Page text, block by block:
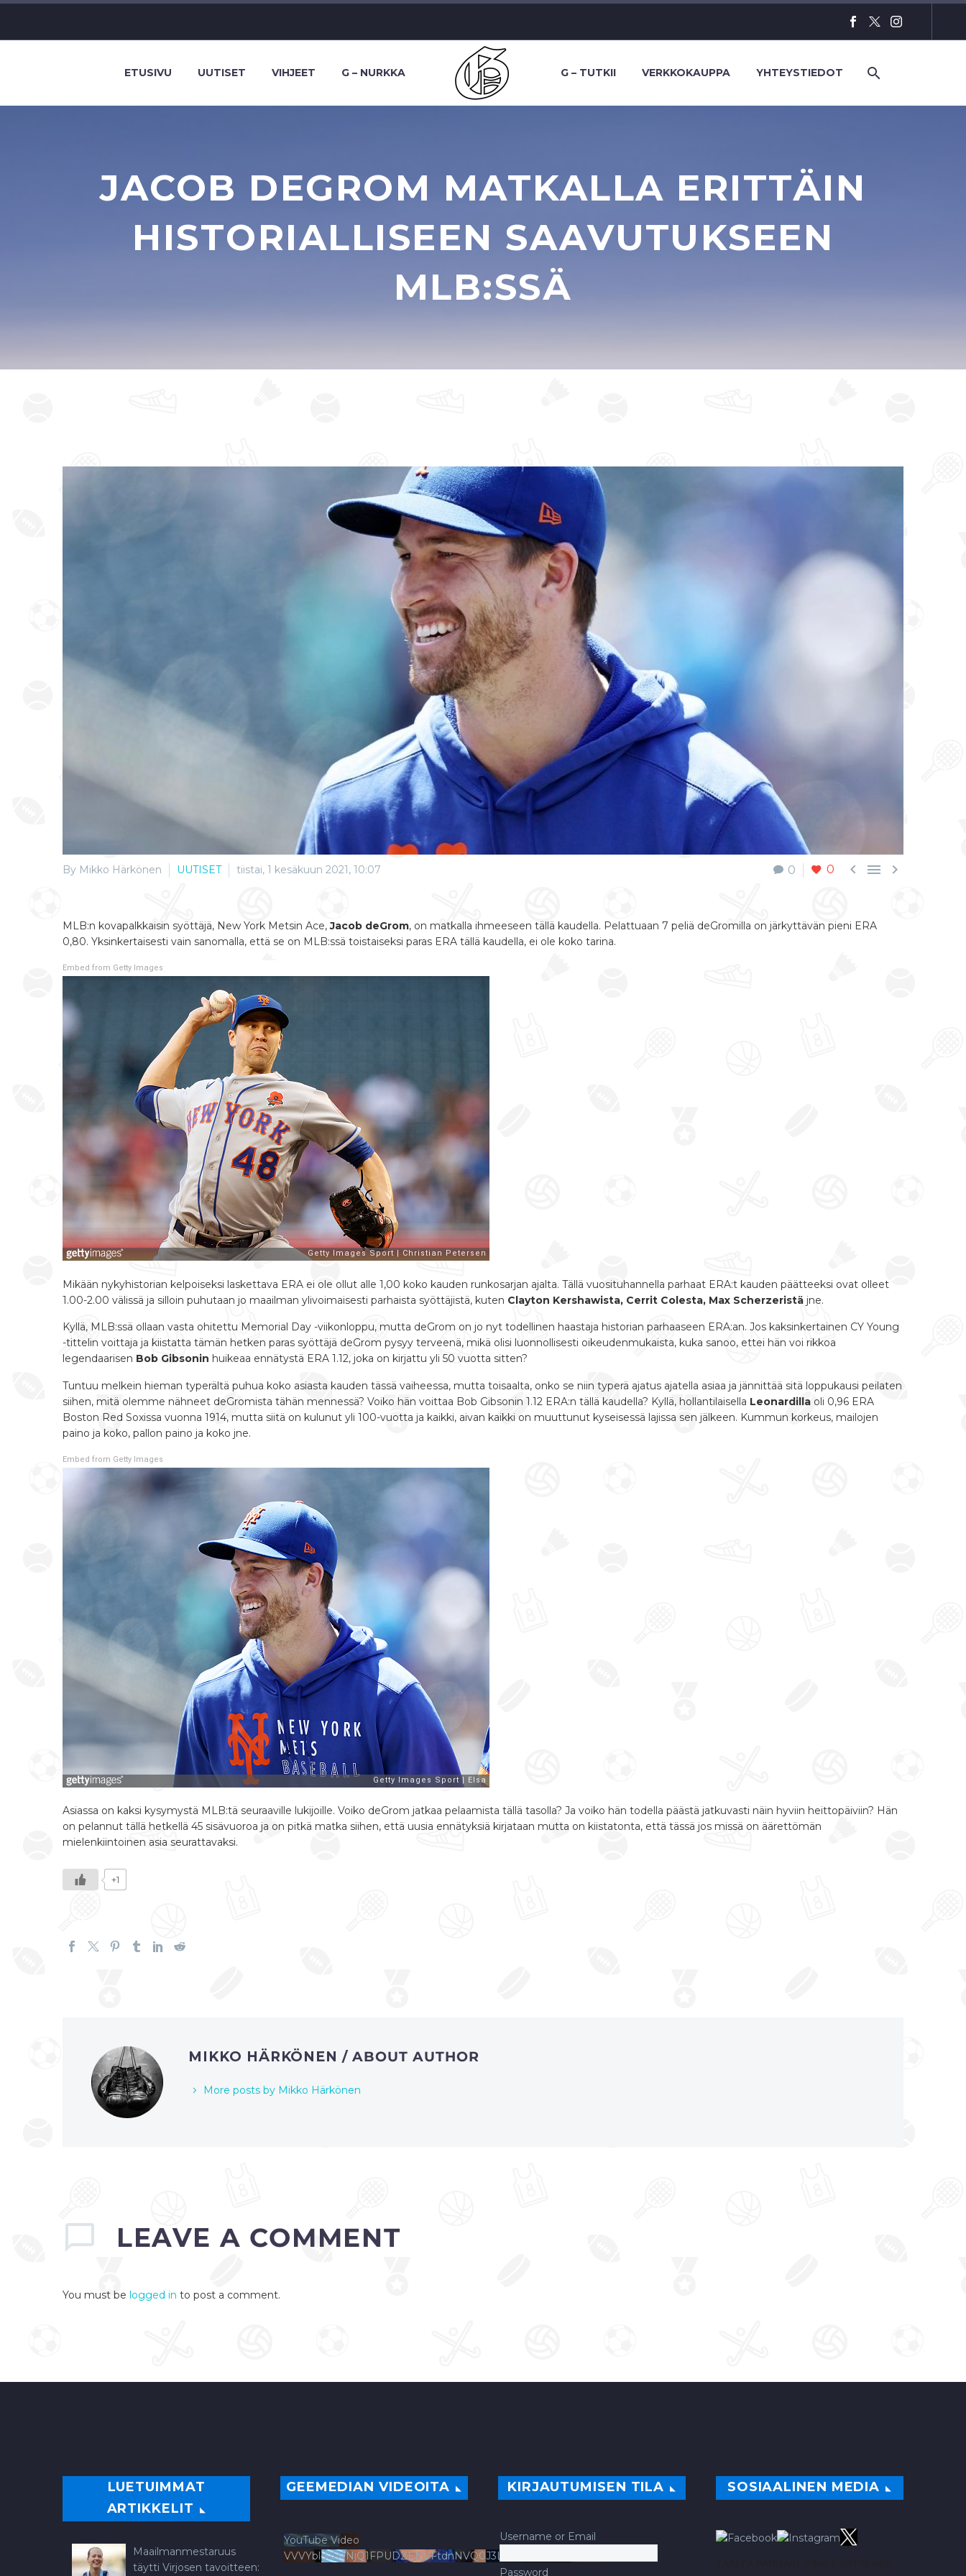
ETUSIVU UUTISET VIHJEET G – NURKKA G – TUTKII VERKKOKAUPPA YHTEYSTIEDOT
JACOB DEGROM MATKALLA ERITTÄIN
HISTORIALLISEEN SAAVUTUKSEEN
MLB:SSÄ
0 0   
By Mikko Härkönen UUTISET tiistai, 1 kesäkuun 2021, 10:07
MLB:n kovapalkkaisin syöttäjä, New York Metsin Ace,Jacob deGrom, on matkalla ihmeeseen tällä kaudella. Pelattuaan 7 peliä deGromilla on järkyttävän pieni ERA
0,80. Yksinkertaisesti vain sanomalla, että se on MLB:ssä toistaiseksi paras ERA tällä kaudella, ei ole koko tarina.
Embed from Getty Images
Mikään nykyhistorian kelpoiseksi laskettava ERA ei ole ollut alle 1,00 koko kauden runkosarjan ajalta. Tällä vuosituhannella parhaat ERA:t kauden päätteeksi ovat olleet
1.00-2.00 välissä ja silloin puhutaan jo maailman ylivoimaisesti parhaista syöttäjistä, kuten Clayton Kershawista, Cerrit Colesta, Max Scherzeristä jne.
Kyllä, MLB:ssä ollaan vasta ohitettu Memorial Day -viikonloppu, mutta deGrom on jo nyt todellinen haastaja historian parhaaseen ERA:an. Jos kaksinkertainen CY Young
-tittelin voittaja ja kiistatta tämän hetken paras syöttäjä deGrom pysyy terveenä, mikä olisi luonnollisesti oikeudenmukaista, kuka sanoo, ettei hän voi rikkoa
legendaarisen Bob Gibsonin huikeaa ennätystä ERA 1.12, joka on kirjattu yli 50 vuotta sitten?
Tuntuu melkein hieman typerältä puhua koko asiasta kauden tässä vaiheessa, mutta toisaalta, onko se niin typerä ajatus ajatella asiaa ja jännittää sitä loppukausi peilaten
siihen, mitä olemme nähneet deGromista tähän mennessä? Voiko hän voittaa Bob Gibsonin 1.12 ERA:n tällä kaudella? Kyllä, hollantilaisella Leonardilla oli 0,96 ERA
Boston Red Soxissa vuonna 1914, mutta siitä on kulunut yli 100-vuotta ja kaikki, aivan kaikki on muuttunut kyseisessä lajissa sen jälkeen. Kummun korkeus, mailojen
paino ja koko, pallon paino ja koko jne.
Embed from Getty Images
Asiassa on kaksi kysymystä MLB:tä seuraaville lukijoille. Voiko deGrom jatkaa pelaamista tällä tasolla? Ja voiko hän todella päästä jatkuvasti näin hyviin heittopäiviin? Hän
on pelannut tällä hetkellä 45 sisävuoroa ja on pitkä matka siihen, että uusia ennätyksiä kirjataan mutta on kiistatonta, että tässä jos missä on äärettömän
mielenkiintoinen asia seurattavaksi.
+1
MIKKO HÄRKÖNEN/ ABOUT AUTHOR
More posts by Mikko Härkönen
LEAVE A COMMENT
You must be logged in to post a comment.
LUETUIMMAT
ARTIKKELIT
Maailmanmestaruus
täytti Virjosen tavoitteen:
GEEMEDIAN VIDEOITA
YouTube Video
VVVYbldJRTNjQ1FPUDZENVFtdnNVQ0J3LlFsbURXQWNIYldv
KIRJAUTUMISEN TILA
Username or Email
Password
SOSIAALINEN MEDIA